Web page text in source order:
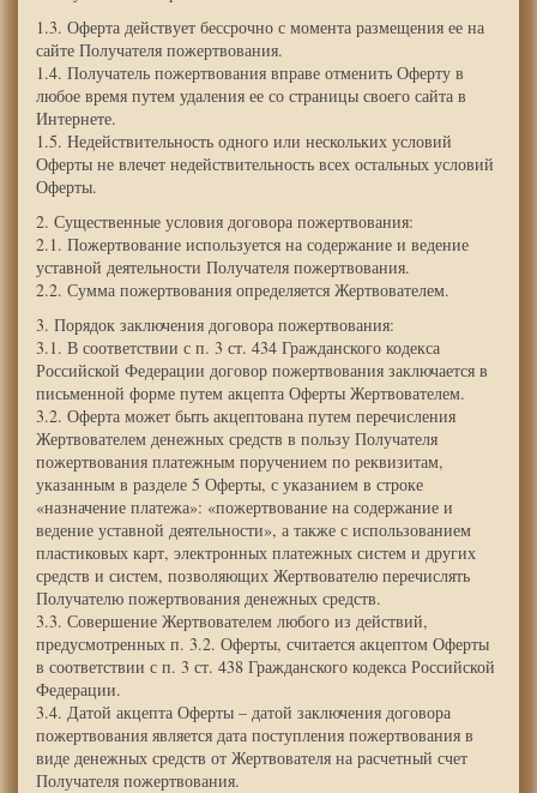
1.3. Оферта действует бессрочно с момента размещения ее на
сайте Получателя пожертвования.
1.4. Получатель пожертвования вправе отменить Оферту в
любое время путем удаления ее со страницы своего сайта в
Интернете.
1.5. Недействительность одного или нескольких условий
Оферты не влечет недействительность всех остальных условий
Оферты.
2. Существенные условия договора пожертвования:
2.1. Пожертвование используется на содержание и ведение
уставной деятельности Получателя пожертвования.
2.2. Сумма пожертвования определяется Жертвователем.
3. Порядок заключения договора пожертвования:
3.1. В соответствии с п. 3 ст. 434 Гражданского кодекса
Российской Федерации договор пожертвования заключается в
письменной форме путем акцепта Оферты Жертвователем.
3.2. Оферта может быть акцептована путем перечисления
Жертвователем денежных средств в пользу Получателя
пожертвования платежным поручением по реквизитам,
указанным в разделе 5 Оферты, с указанием в строке
«назначение платежа»: «пожертвование на содержание и
ведение уставной деятельности», а также с использованием
пластиковых карт, электронных платежных систем и других
средств и систем, позволяющих Жертвователю перечислять
Получателю пожертвования денежных средств.
3.3. Совершение Жертвователем любого из действий,
предусмотренных п. 3.2. Оферты, считается акцептом Оферты
в соответствии с п. 3 ст. 438 Гражданского кодекса Российской
Федерации.
3.4. Датой акцепта Оферты – датой заключения договора
пожертвования является дата поступления пожертвования в
виде денежных средств от Жертвователя на расчетный счет
Получателя пожертвования.